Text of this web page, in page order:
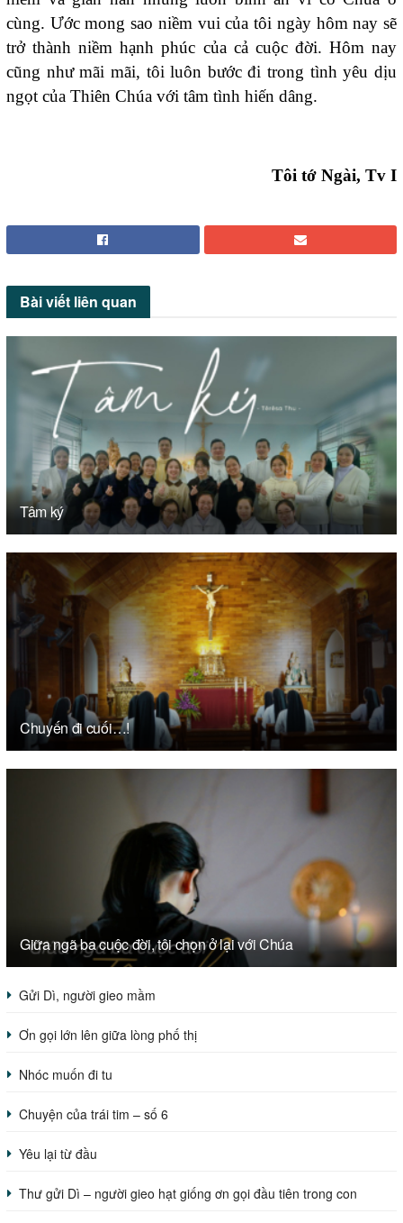
cùng. Ước mong sao niềm vui của tôi ngày hôm nay sẽ
trở thành niềm hạnh phúc của cả cuộc đời. Hôm nay
cũng như mãi mãi, tôi luôn bước đi trong tình yêu dịu
ngọt của Thiên Chúa với tâm tình hiến dâng.
Tôi tớ Ngài, Tv I
Bài viết liên quan
Tâm ký
Chuyến đi cuối…!
Giữa ngã ba cuộc đời, tôi chọn ở lại với Chúa
Gửi Dì, người gieo mầm
Ơn gọi lớn lên giữa lòng phố thị
Nhóc muốn đi tu
Chuyện của trái tim – số 6
Yêu lại từ đầu
Thư gửi Dì – người gieo hạt giống ơn gọi đầu tiên trong con